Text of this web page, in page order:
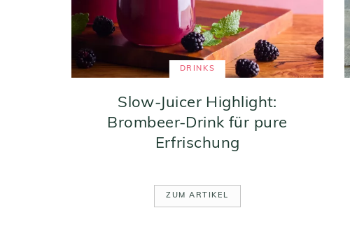
DRINKS
Slow-Juicer Highlight:
Brombeer-Drink für pure
Erfrischung
ZUM ARTIKEL